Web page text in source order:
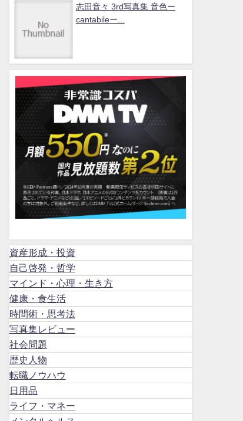
志田音々 3rd写真集 音色ー
cantabileー...
資産形成・投資
自己啓発・哲学
マインド・心理・生き方
健康・食生活
時間術・思考法
写真集レビュー
社会問題
歴史人物
転職ノウハウ
日用品
ライフ・マネー